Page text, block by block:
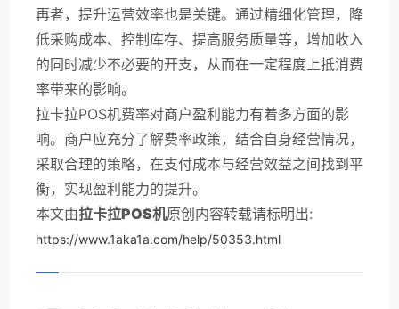
再者，提升运营效率也是关键。通过精细化管理，降
低采购成本、控制库存、提高服务质量等，增加收入
的同时减少不必要的开支，从而在一定程度上抵消费
率带来的影响。
拉卡拉POS机费率对商户盈利能力有着多方面的影
响。商户应充分了解费率政策，结合自身经营情况，
采取合理的策略，在支付成本与经营效益之间找到平
衡，实现盈利能力的提升。
本文由拉卡拉POS机原创内容转载请标明出:
https://www.1aka1a.com/help/50353.html